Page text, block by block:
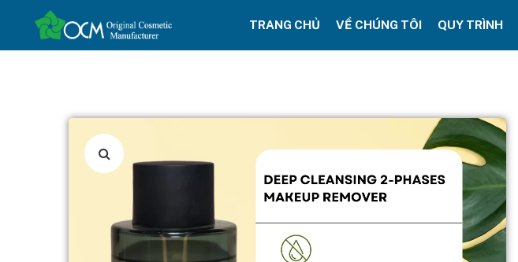
TRANG CHỦ VỀ CHÚNG TÔI QUY TRÌNH